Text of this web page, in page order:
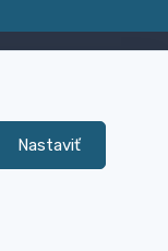
Vám
Nastaviť